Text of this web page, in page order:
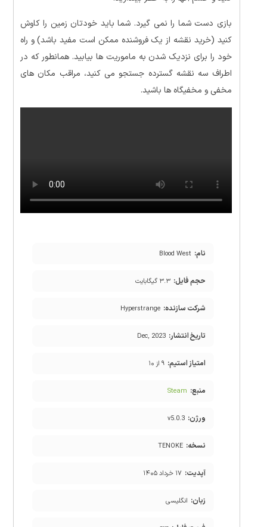
بازی دست شما را نمی گیرد. شما باید خودتان زمین را کاوش
کنید (خرید نقشه از یک فروشنده ممکن است مفید باشد) و راه
خود را برای نزدیک شدن به ماموریت ها بیابید. همانطور که در
اطراف سه نقشه گسترده جستجو می کنید، مراقب مکان های
مخفی و مخفیگاه ها باشید.
نام: Blood West
حجم فایل: ۳.۳ گیگابایت
شرکت سازنده: Hyperstrange
تاریخ انتشار: Dec, 2023
امتیاز استیم: ۹ از ۱۰
منبع: Steam
ورژن: v5.0.3
نسخه: TENOKE
آپدیت: ۱۷ خرداد ۱۴۰۵
زبان: انگلیسی